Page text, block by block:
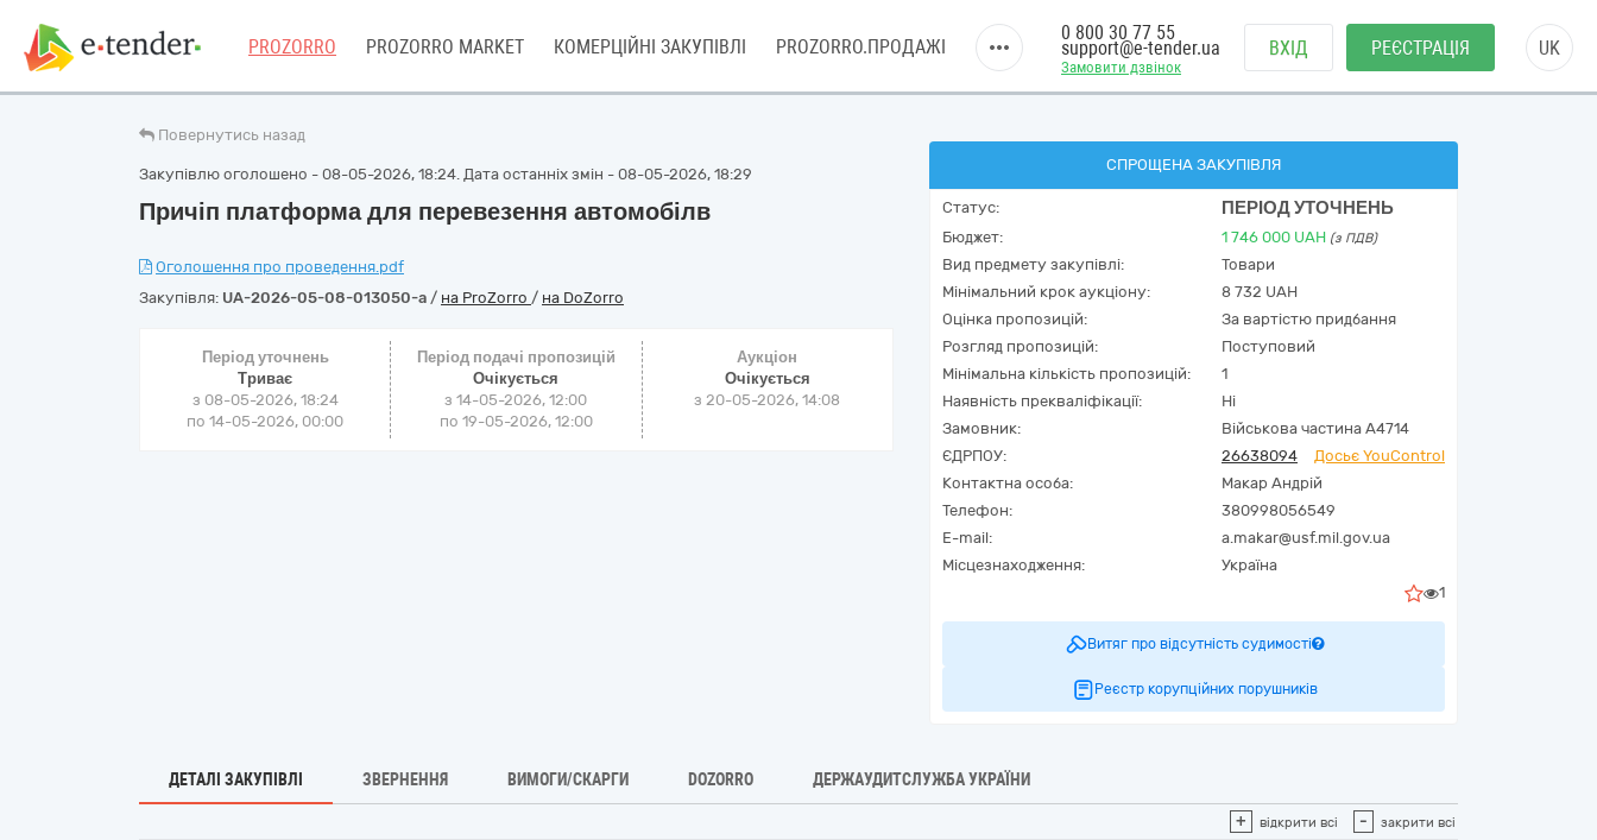
PROZORRO PROZORRO MARKET КОМЕРЦІЙНІ ЗАКУПІВЛІ PROZORRO.ПРОДАЖІ
Замовити дзвінок
0 800 30 77 55
support@e-tender.ua ВХІД РЕЄСТРАЦІЯ UK
Повернутись назад
Закупівлю оголошено - 08-05-2026, 18:24. Дата останніх змін - 08-05-2026, 18:29
Причіп платформа для перевезення автомобілв
Оголошення про проведення.pdf
Закупівля: UA-2026-05-08-013050-a / на ProZorro / на DoZorro
Період уточнень
Триває
з 08-05-2026, 18:24
по 14-05-2026, 00:00
Період подачі пропозицій
Очікується
з 14-05-2026, 12:00
по 19-05-2026, 12:00
Аукціон
Очікується
з20-05-2026, 14:08
СПРОЩЕНА ЗАКУПІВЛЯ
Статус: ПЕРІОД УТОЧНЕНЬ
Бюджет: 1 746 000 UAH (з ПДВ)
Вид предмету закупівлі:
Товари
Мінімальний крок аукціону:
8 732 UAH
Оцінка пропозицій:
За вартістю придбання
Розгляд пропозицій:
Поступовий
Мінімальна кількість пропозицій:
1
Наявність прекваліфікації:
Ні
Замовник:
Військова частина А4714
ЄДРПОУ:
26638094
Досьє YouControl
Контактна особа:
Макар Андрій
Телефон:
380998056549
E-mail:
a.makar@usf.mil.gov.ua
Місцезнаходження:
Україна
1
Витяг про відсутність судимості
Реєстр корупційних порушників
ДЕТАЛІ ЗАКУПІВЛІ ЗВЕРНЕННЯ ВИМОГИ/СКАРГИ DOZORRO ДЕРЖАУДИТСЛУЖБА УКРАЇНИ
+ відкрити всі - закрити всі